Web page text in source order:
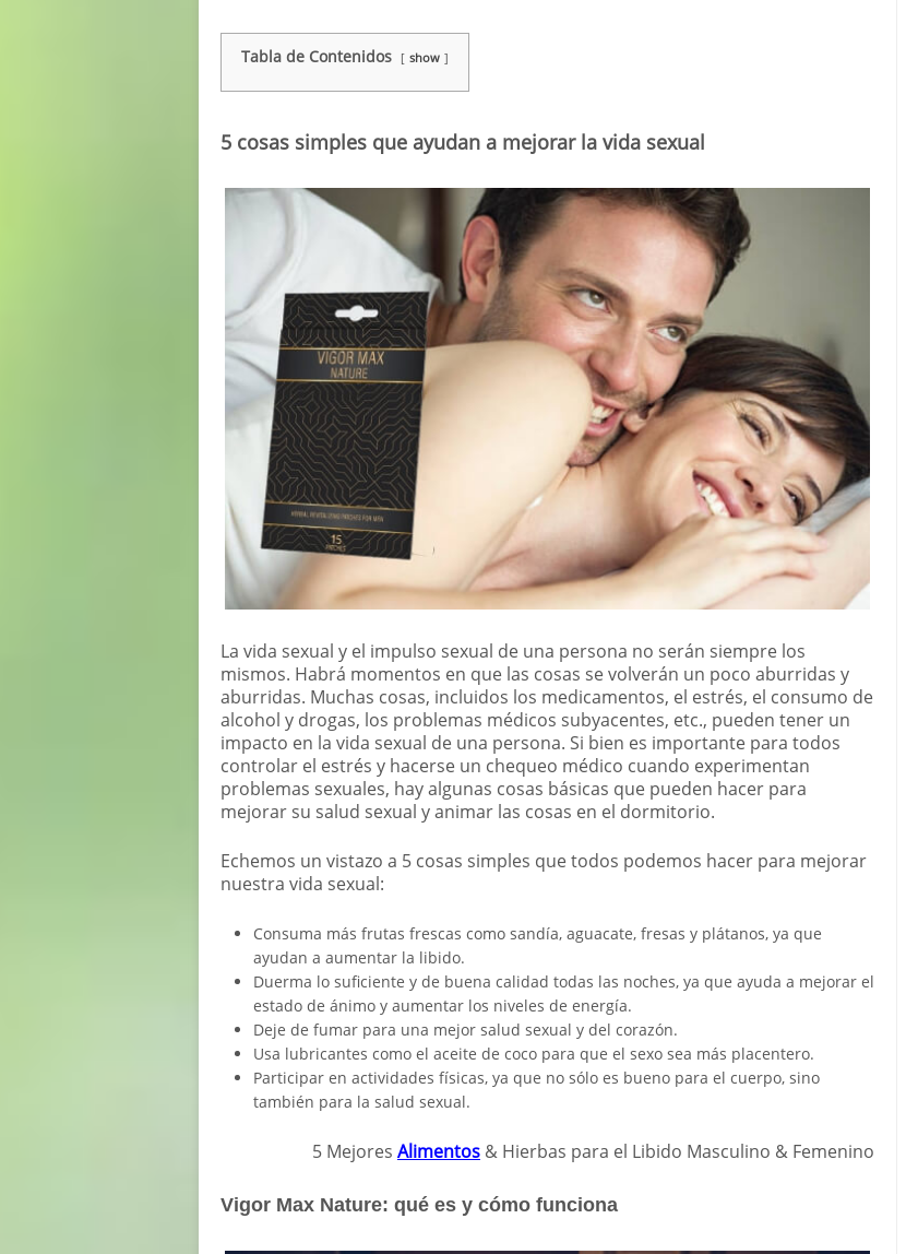
Tabla de Contenidos show
5 cosas simples que ayudan a mejorar la vida sexual
La vida sexual y el impulso sexual de una persona no serán siempre los
mismos. Habrá momentos en que las cosas se volverán un poco aburridas y
aburridas. Muchas cosas, incluidos los medicamentos, el estrés, el consumo de
alcohol y drogas, los problemas médicos subyacentes, etc., pueden tener un
impacto en la vida sexual de una persona. Si bien es importante para todos
controlar el estrés y hacerse un chequeo médico cuando experimentan
problemas sexuales, hay algunas cosas básicas que pueden hacer para
mejorar su salud sexual y animar las cosas en el dormitorio.
Echemos un vistazo a 5 cosas simples que todos podemos hacer para mejorar
nuestra vida sexual:
Consuma más frutas frescas como sandía, aguacate, fresas y plátanos, ya que
ayudan a aumentar la libido.
Duerma lo suficiente y de buena calidad todas las noches, ya que ayuda a mejorar el
estado de ánimo y aumentar los niveles de energía.
Deje de fumar para una mejor salud sexual y del corazón.
Usa lubricantes como el aceite de coco para que el sexo sea más placentero.
Participar en actividades físicas, ya que no sólo es bueno para el cuerpo, sino
también para la salud sexual.
5 Mejores Alimentos & Hierbas para el Libido Masculino & Femenino
Vigor Max Nature: qué es y cómo funciona